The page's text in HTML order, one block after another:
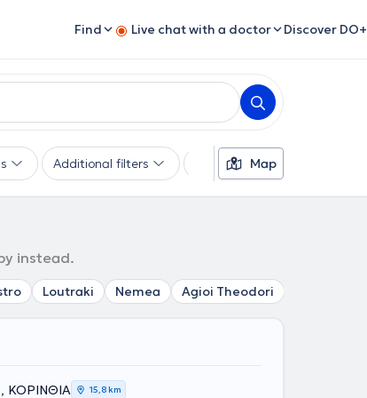
Find Live chat with a doctor Discover DO+
Additional filters LanguagesMap
instead.
Loutraki Nemea Agioi Theodori
ΚΟΡΙΝΘΙΑ 15,8 km